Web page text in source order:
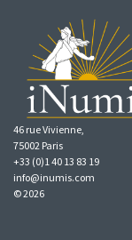
46 rue Vivienne,
75002 Paris
+33 (0)1 40 13 83 19
info@inumis.com
© 2026